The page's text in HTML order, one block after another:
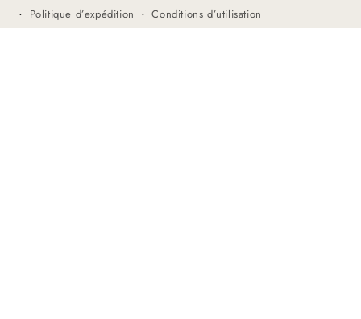
Politique d’expédition
Conditions d’utilisation